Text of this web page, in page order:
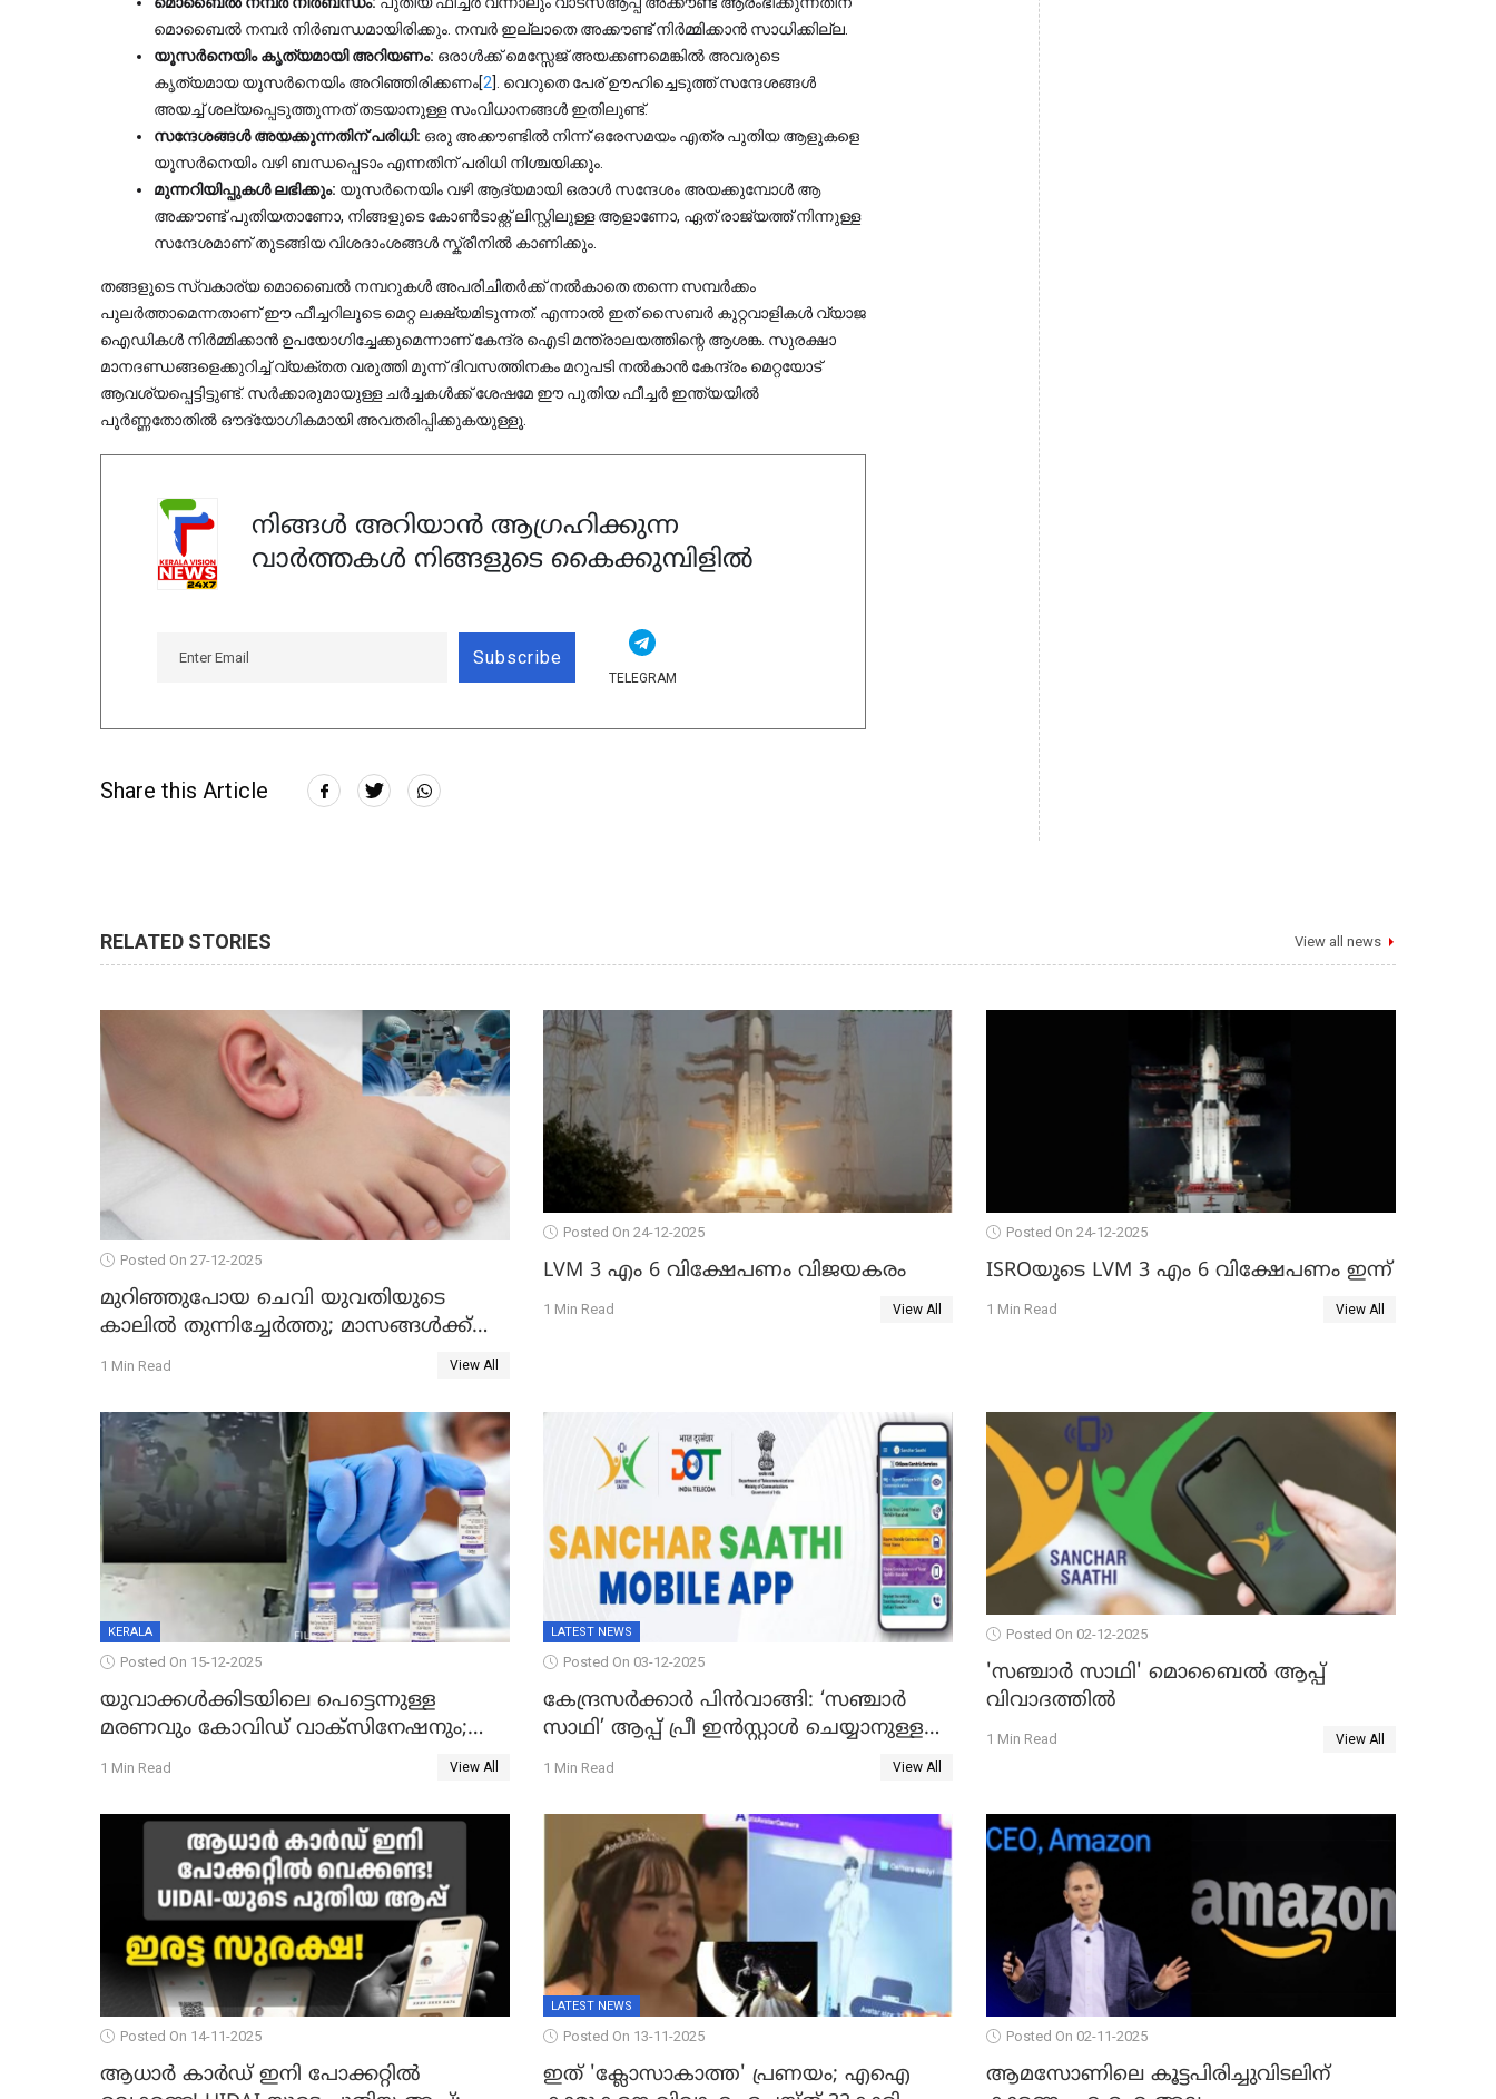
മൊബൈൽ നമ്പർ നിർബന്ധമായിരിക്കും. നമ്പർ ഇല്ലാതെ അക്കൗണ്ട് നിർമ്മിക്കാൻ സാധിക്കില്ല.
യൂസർനെയിം കൃത്യമായി അറിയണം: ഒരാൾക്ക് മെസ്സേജ് അയക്കണമെങ്കിൽ അവരുടെ
കൃത്യമായ യൂസർനെയിം അറിഞ്ഞിരിക്കണം[2]. വെറുതെ പേര് ഊഹിച്ചെടുത്ത് സന്ദേശങ്ങൾ
അയച്ച് ശല്യപ്പെടുത്തുന്നത് തടയാനുള്ള സംവിധാനങ്ങൾ ഇതിലുണ്ട്.
സന്ദേശങ്ങൾ അയക്കുന്നതിന് പരിധി: ഒരു അക്കൗണ്ടിൽ നിന്ന് ഒരേസമയം എത്ര പുതിയ ആളുകളെ
യൂസർനെയിം വഴി ബന്ധപ്പെടാം എന്നതിന് പരിധി നിശ്ചയിക്കും.
മുന്നറിയിപ്പുകൾ ലഭിക്കും: യൂസർനെയിം വഴി ആദ്യമായി ഒരാൾ സന്ദേശം അയക്കുമ്പോൾ ആ
അക്കൗണ്ട് പുതിയതാണോ, നിങ്ങളുടെ കോൺടാക്റ്റ് ലിസ്റ്റിലുള്ള ആളാണോ, ഏത് രാജ്യത്ത് നിന്നുള്ള
സന്ദേശമാണ് തുടങ്ങിയ വിശദാംശങ്ങൾ സ്ക്രീനിൽ കാണിക്കും.
തങ്ങളുടെ സ്വകാര്യ മൊബൈൽ നമ്പറുകൾ അപരിചിതർക്ക് നൽകാതെ തന്നെ സമ്പർക്കം
പുലർത്താമെന്നതാണ് ഈ ഫീച്ചറിലൂടെ മെറ്റ ലക്ഷ്യമിടുന്നത്. എന്നാൽ ഇത് സൈബർ കുറ്റവാളികൾ വ്യാജ
ഐഡികൾ നിർമ്മിക്കാൻ ഉപയോഗിച്ചേക്കുമെന്നാണ് കേന്ദ്ര ഐടി മന്ത്രാലയത്തിന്റെ ആശങ്ക. സുരക്ഷാ
മാനദണ്ഡങ്ങളെക്കുറിച്ച് വ്യക്തത വരുത്തി മൂന്ന് ദിവസത്തിനകം മറുപടി നൽകാൻ കേന്ദ്രം മെറ്റയോട്
ആവശ്യപ്പെട്ടിട്ടുണ്ട്. സർക്കാരുമായുള്ള ചർച്ചകൾക്ക് ശേഷമേ ഈ പുതിയ ഫീച്ചർ ഇന്ത്യയിൽ
പൂർണ്ണതോതിൽ ഔദ്യോഗികമായി അവതരിപ്പിക്കുകയുള്ളൂ.
നിങ്ങൾ അറിയാൻ ആഗ്രഹിക്കുന്ന
വാർത്തകൾ നിങ്ങളുടെ കൈക്കുമ്പിളിൽ
Subscribe
TELEGRAM
Share this Article
RELATED STORIES View all news
Posted On 27-12-2025
മുറിഞ്ഞുപോയ ചെവി യുവതിയുടെ
കാലിൽ തുന്നിച്ചേർത്തു; മാസങ്ങൾക്ക്
ശേഷം യഥാസ്ഥാനത്ത് തുന്നിച്ചേർത്തു
1 Min Read View All
Posted On 24-12-2025
LVM 3 എം 6 വിക്ഷേപണം വിജയകരം
1 Min Read View All
Posted On 24-12-2025
ISROയുടെ LVM 3 എം 6 വിക്ഷേപണം ഇന്ന്
1 Min Read View All
KERALA
Posted On 15-12-2025
യുവാക്കൾക്കിടയിലെ പെട്ടെന്നുള്ള
മരണവും കോവിഡ് വാക്‌സിനേഷനും;
എയിംസ് നടത്തിയ പഠനം പുറത്ത്;
1 Min Read View All
LATEST NEWS
Posted On 03-12-2025
കേന്ദ്രസർക്കാർ പിൻവാങ്ങി: ‘സഞ്ചാർ
സാഥി’ ആപ്പ് പ്രീ ഇൻസ്റ്റാൾ ചെയ്യാനുള്ള
ഉത്തരവ് പിൻവലിച്ചു
1 Min Read View All
Posted On 02-12-2025
'സഞ്ചാർ സാഥി' മൊബൈല്‍ ആപ്പ്
വിവാദത്തില്‍
1 Min Read View All
Posted On 14-11-2025
ആധാർ കാർഡ് ഇനി പോക്കറ്റിൽ
LATEST NEWS
Posted On 13-11-2025
ഇത് 'ക്ലോസാകാത്ത' പ്രണയം; എഐ
Posted On 02-11-2025
ആമസോണിലെ കൂട്ടപിരിച്ചുവിടലിന്